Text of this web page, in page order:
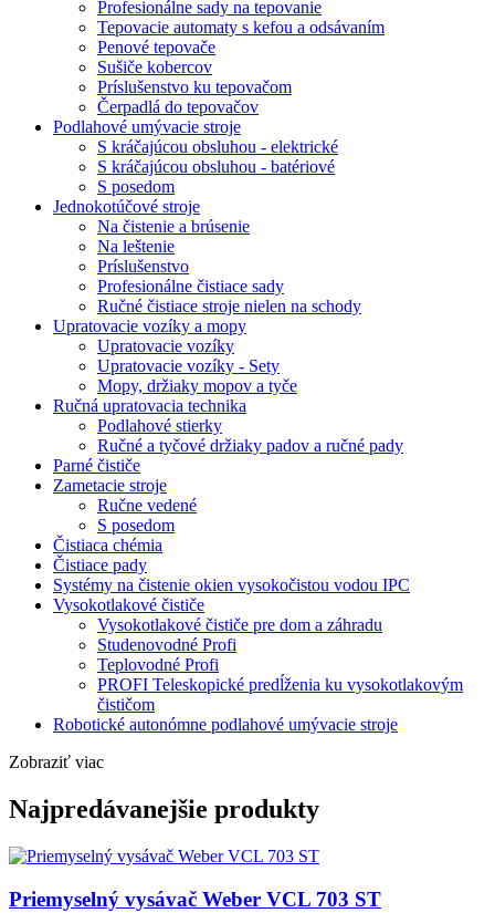
Profesionálne sady na tepovanie
Tepovacie automaty s kefou a odsávaním
Penové tepovače
Sušiče kobercov
Príslušenstvo ku tepovačom
Čerpadlá do tepovačov
Podlahové umývacie stroje
S kráčajúcou obsluhou - elektrické
S kráčajúcou obsluhou - batériové
S posedom
Jednokotúčové stroje
Na čistenie a brúsenie
Na leštenie
Príslušenstvo
Profesionálne čistiace sady
Ručné čistiace stroje nielen na schody
Upratovacie vozíky a mopy
Upratovacie vozíky
Upratovacie vozíky - Sety
Mopy, držiaky mopov a tyče
Ručná upratovacia technika
Podlahové stierky
Ručné a tyčové držiaky padov a ručné pady
Parné čističe
Zametacie stroje
Ručne vedené
S posedom
Čistiaca chémia
Čistiace pady
Systémy na čistenie okien vysokočistou vodou IPC
Vysokotlakové čističe
Vysokotlakové čističe pre dom a záhradu
Studenovodné Profi
Teplovodné Profi
PROFI Teleskopické predĺženia ku vysokotlakovým
čističom
Robotické autonómne podlahové umývacie stroje
Zobraziť viac
Najpredávanejšie produkty
Priemyselný vysávač Weber VCL 703 ST